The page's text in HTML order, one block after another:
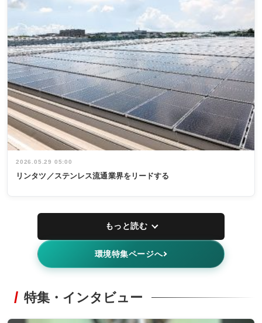
2026.05.29 05:00
リンタツ／ステンレス流通業界をリードする
もっと読む
環境特集ページへ
特集・インタビュー